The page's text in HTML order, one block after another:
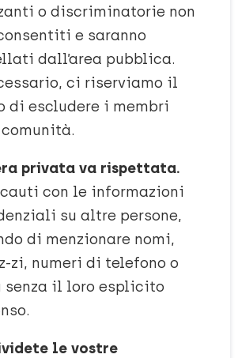
o discriminatorie non
e saranno
dall’area pubblica.
ci riserviamo il
di escludere i membri
privata va rispettata.
con le informazioni
su altre persone,
di menzionare nomi,
zi, numeri di telefono o
il loro esplicito
le vostre